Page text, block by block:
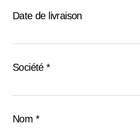
Date de livraison
Société *
Nom *